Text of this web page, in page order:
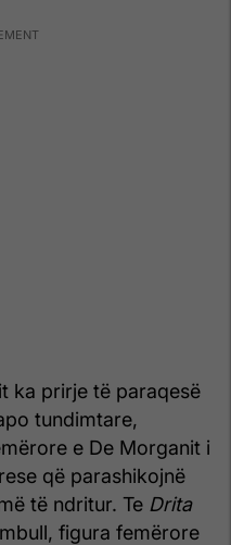
ka prirje të paraqesë
tundimtare,
e De Morganit i
që parashikojnë
të ndritur. Te Drita
figura femërore